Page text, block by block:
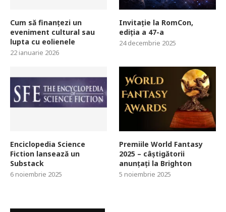
Cum să finanțezi un
eveniment cultural sau
lupta cu eolienele
22 ianuarie 2026
Invitație la RomCon,
ediția a 47-a
24 decembrie 2025
Enciclopedia Science
Fiction lansează un
Substack
6 noiembrie 2025
Premiile World Fantasy
2025 – câștigătorii
anunțați la Brighton
5 noiembrie 2025